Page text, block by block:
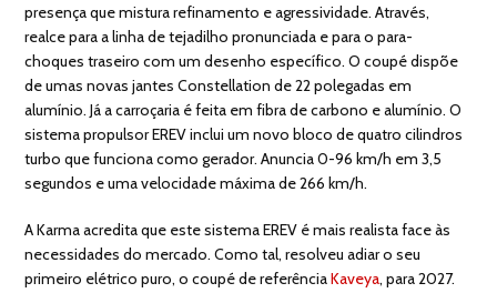
presença que mistura refinamento e agressividade. Através,
realce para a linha de tejadilho pronunciada e para o para-
choques traseiro com um desenho específico. O coupé dispõe
de umas novas jantes Constellation de 22 polegadas em
alumínio. Já a carroçaria é feita em fibra de carbono e alumínio. O
sistema propulsor EREV inclui um novo bloco de quatro cilindros
turbo que funciona como gerador. Anuncia 0-96 km/h em 3,5
segundos e uma velocidade máxima de 266 km/h.
A Karma acredita que este sistema EREV é mais realista face às
necessidades do mercado. Como tal, resolveu adiar o seu
primeiro elétrico puro, o coupé de referênciaKaveya, para 2027.